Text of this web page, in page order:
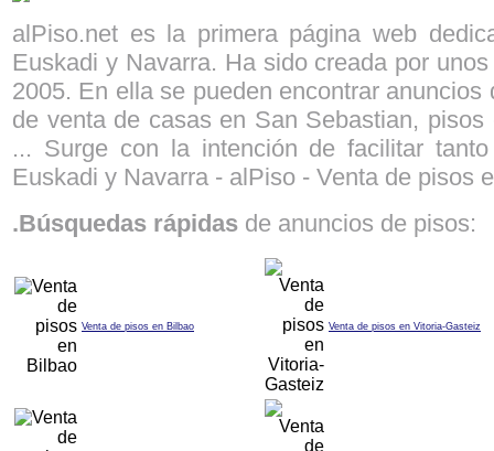
alPiso.net es la primera página web
Euskadi y Navarra. Ha sido creada por
2005. En ella se pueden encontrar
de venta de casas en San Sebastian,
... Surge con la intención de facilitar
Euskadi y Navarra - alPiso - Venta de pisos
.Búsquedas rápidas de anuncios de pisos:
Venta de pisos en Bilbao Venta de pisos en Vitoria-Gasteiz